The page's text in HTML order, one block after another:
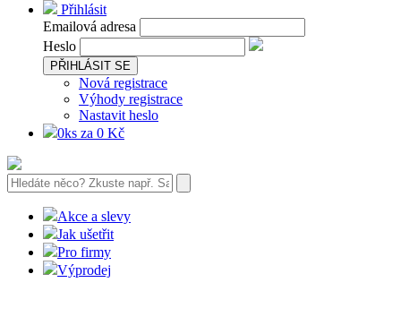
Přihlásit
Emailová adresa
Heslo
PŘIHLÁSIT SE
Nová registrace
Výhody registrace
Nastavit heslo
0ks za 0 Kč
Akce a slevy
Jak ušetřit
Pro firmy
Výprodej